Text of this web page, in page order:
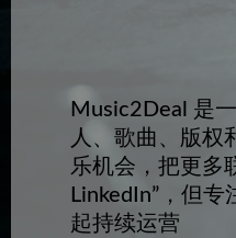
Music2Deal 是
人、歌曲、版权
乐机会，把更多
LinkedIn”，但
起持续运营